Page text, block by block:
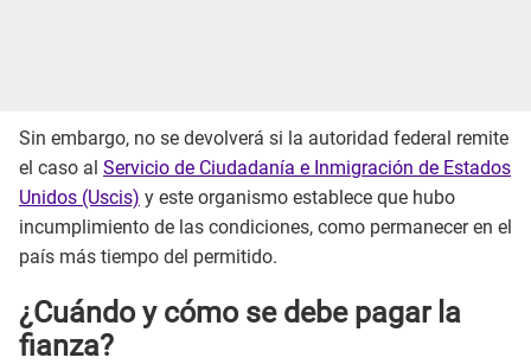
Sin embargo, no se devolverá si la autoridad federal remite
el caso al Servicio de Ciudadanía e Inmigración de Estados
Unidos (Uscis) y este organismo establece que hubo
incumplimiento de las condiciones, como permanecer en el
país más tiempo del permitido.
¿Cuándo y cómo se debe pagar la
fianza?